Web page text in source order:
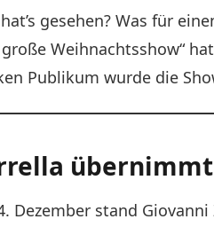
gesehen? Was für
große Weihnachtsshow“
Publikum wurde die
Dezember stand